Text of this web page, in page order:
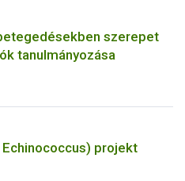
szerepet
tanulmányozása
projekt